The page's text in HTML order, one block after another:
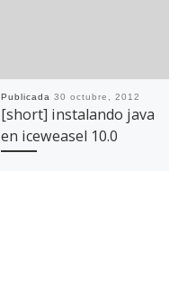
Publicada 30 octubre, 2012
[short] instalando java
en iceweasel 10.0